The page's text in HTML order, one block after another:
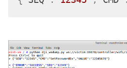
4.要使更改生效，重新启动